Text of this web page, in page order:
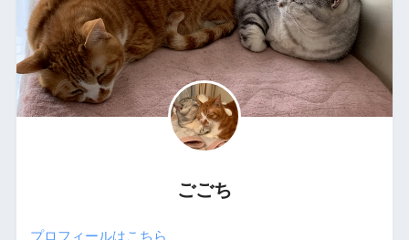
ごごち
プロフィールはこちら